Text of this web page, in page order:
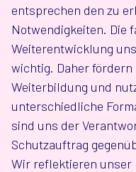
entsprechen den zu
Notwendigkeiten. Die
Weiterentwicklung
wichtig. Daher
Weiterbildung und
unterschiedliche
sind uns der
Schutzauftrag
Wir reflektieren unser